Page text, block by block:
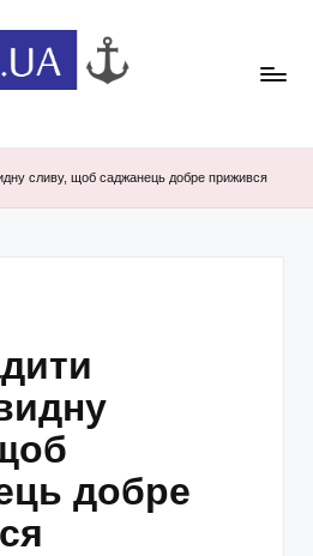
сливу, щоб саджанець добре прижився
добре